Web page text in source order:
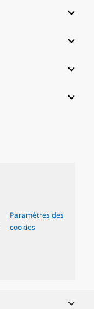
Paramètres des
cookies